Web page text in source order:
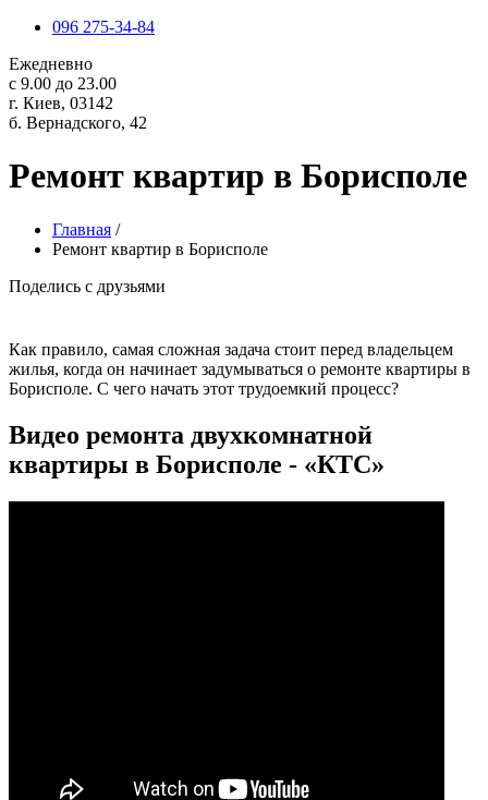
096 275-34-84
Ежедневно
с 9.00 до 23.00
г. Киев, 03142
б. Вернадского, 42
Ремонт квартир в Борисполе
Главная /
Ремонт квартир в Борисполе
Поделись с друзьями
Как правило, самая сложная задача стоит перед владельцем
жилья, когда он начинает задумываться о ремонте квартиры в
Борисполе. С чего начать этот трудоемкий процесс?
Видео ремонта двухкомнатной
квартиры в Борисполе - «КТС»